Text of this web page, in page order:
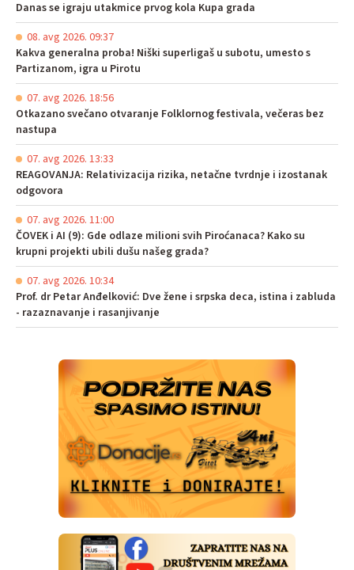
Danas se igraju utakmice prvog kola Kupa grada
08. avg 2026. 09:37
Kakva generalna proba! Niški superligaš u subotu, umesto s
Partizanom, igra u Pirotu
07. avg 2026. 18:56
Otkazano svečano otvaranje Folklornog festivala, večeras bez
nastupa
07. avg 2026. 13:33
REAGOVANJA: Relativizacija rizika, netačne tvrdnje i izostanak
odgovora
07. avg 2026. 11:00
ČOVEK i AI (9): Gde odlaze milioni svih Piroćanaca? Kako su
krupni projekti ubili dušu našeg grada?
07. avg 2026. 10:34
Prof. dr Petar Anđelković: Dve žene i srpska deca, istina i zabluda
- razaznavanje i rasanjivanje